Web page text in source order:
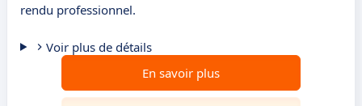
rendu professionnel.
Voir plus de détails
En savoir plus